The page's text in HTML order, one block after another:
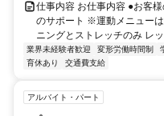
仕事内容 お仕事内容 ●お客
のサポート ※運動メニュー
ニングとストレッチのみ レ
業界未経験者歓迎 変形労働時間制
育休あり
交通費支給
アルバイト・パート